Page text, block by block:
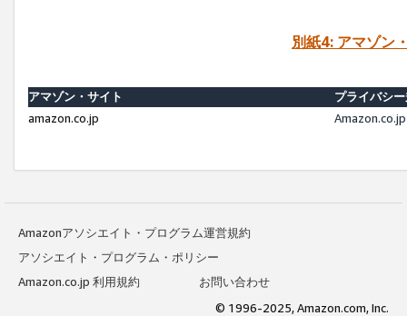
別紙4: アマゾン
アマゾン・サイト
プライバシ
amazon.co.jp
Amazonアソシエイト・プログラム運営規約
アソシエイト・プログラム・ポリシー
Amazon.co.jp 利用規約
お問い合わせ
© 1996-2025, Amazon.com, Inc.